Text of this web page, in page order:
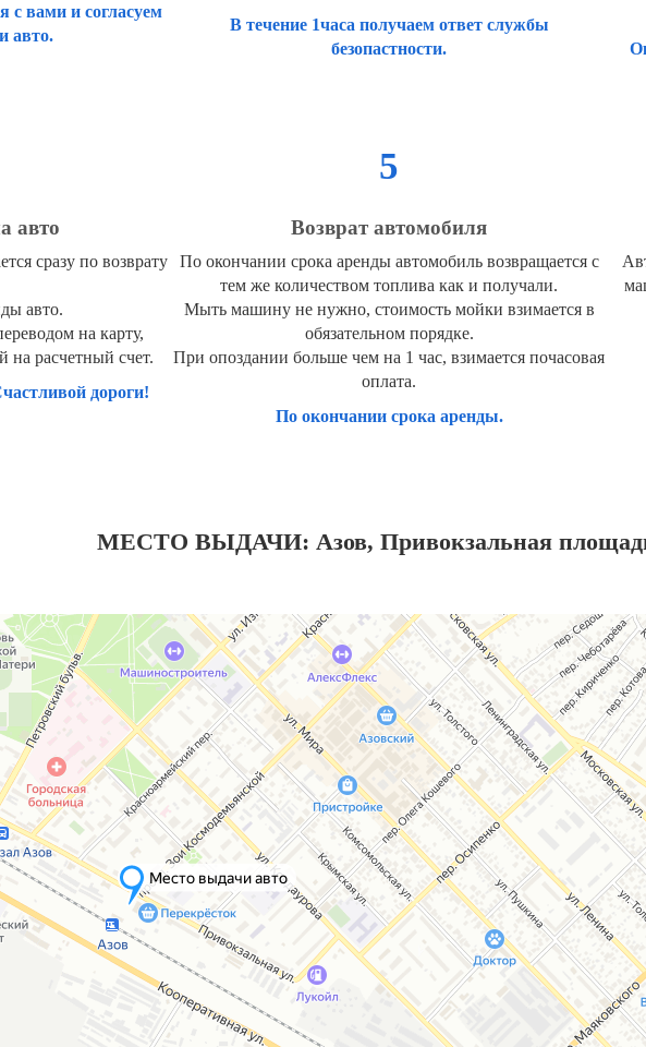
с вами и согласуем
авто.
В течение 1часа получаем ответ службы
безопастности.
авто
сразу по возврату
авто.
на карту,
на расчетный счет.
дороги!
5
Возврат автомобиля
По окончании срока аренды автомобиль возвращается с
тем же количеством топлива как и получали.
Мыть машину не нужно, стоимость мойки взимается в
обязательном порядке.
При опоздании больше чем на 1 час, взимается почасовая
оплата.
По окончании срока аренды.
МЕСТО ВЫДАЧИ: Азов, Привокзальная